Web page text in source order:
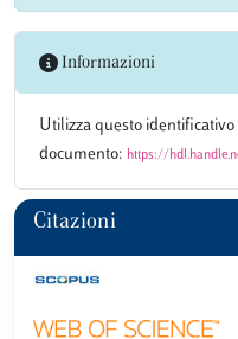
Informazioni
Utilizza questo
documento: https://
Citazioni